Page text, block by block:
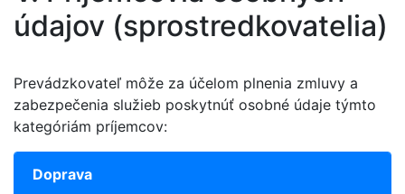
údajov (sprostredkovatelia)
Prevádzkovateľ môže za účelom plnenia zmluvy a
zabezpečenia služieb poskytnúť osobné údaje týmto
kategóriám príjemcov:
Doprava